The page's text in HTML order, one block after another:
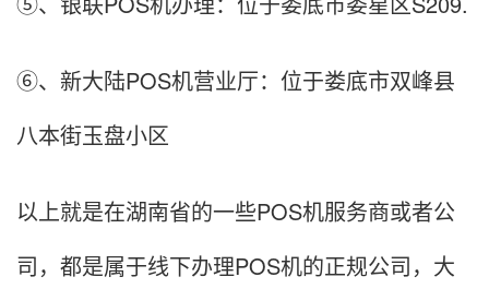
⑥、新大陆POS机营业厅：位于娄底市双峰县
八本街玉盘小区
以上就是在湖南省的一些POS机服务商或者公
司，都是属于线下办理POS机的正规公司，大